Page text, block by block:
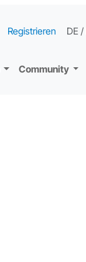
Community
Registrieren DE /